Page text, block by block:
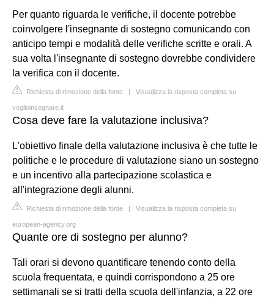
Per quanto riguarda le verifiche, il docente potrebbe
coinvolgere l'insegnante di sostegno comunicando con
anticipo tempi e modalità delle verifiche scritte e orali. A
sua volta l'insegnante di sostegno dovrebbe condividere
la verifica con il docente.
Richiesta di rimozione della fonte | Visualizza la risposta completa su
voglioinsegnare.it
Cosa deve fare la valutazione inclusiva?
L'obiettivo finale della valutazione inclusiva è che tutte le
politiche e le procedure di valutazione siano un sostegno
e un incentivo alla partecipazione scolastica e
all'integrazione degli alunni.
Richiesta di rimozione della fonte | Visualizza la risposta completa su
european-agency.org
Quante ore di sostegno per alunno?
Tali orari si devono quantificare tenendo conto della
scuola frequentata, e quindi corrispondono a 25 ore
settimanali se si tratti della scuola dell'infanzia, a 22 ore